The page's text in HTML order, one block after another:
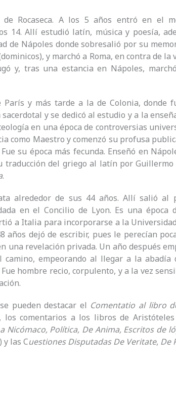
Rocaseca. A los 5 años entró en el
14. Allí estudió latín, música y poesía,
de Nápoles donde sobresalió por su
y marchó a Roma, en contra de
y, tras una estancia en Nápoles,
y más tarde a la de Colonia, donde
y se dedicó al estudio y a la
en una época de controversias
como Maestro y comenzó su profusa
su época más fecunda. Enseñó en
traducción del griego al latín por Guillermo
.
alrededor de sus 44 años. Allí salió al
en el Concilio de Lyon. Es una época
a Italia para incorporarse a la
años dejó de escribir, pues le perecían
una revelación privada. Un año después
empeorando al llegar a la abadía
hombre recio, corpulento, y a la vez
pueden destacar el Comentatio al libro
los comentarios a los libros de
Política, De Anima, Escritos de
) y las Cuestiones Disputadas De Veritate, De